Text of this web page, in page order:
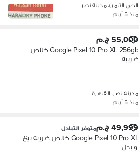
الحي الثامن، مدينة نصر
منذ 5 أيام
55,000 ج.م
Google Pixel 10 Pro XL 256gb خالص
ضريبه
مدينة نصر، القاهرة
منذ 5 أيام
49,999 ج.م متوفر التبادل
Google Pixel 10 Pro XL خالص ضريبه بيع
او بدل